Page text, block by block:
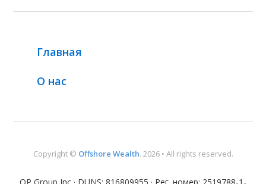
Главная
О нас
Copyright © Offshore Wealth. 2026 • All rights reserved.